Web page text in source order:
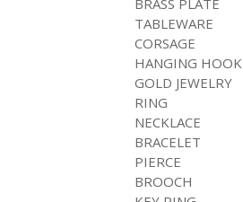
BRASS PLATE
TABLEWARE
CORSAGE
HANGING HOOK
GOLD JEWELRY
RING
NECKLACE
BRACELET
PIERCE
BROOCH